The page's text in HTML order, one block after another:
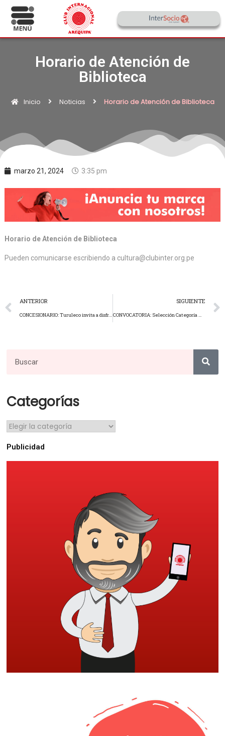
Horario de Atención de
Biblioteca
Inicio Noticias Horario de Atención de Biblioteca
marzo 21, 2024 3:35 pm
Horario de Atención de Biblioteca
Pueden comunicarse escribiendo a cultura@clubinter.org.pe
ANTERIOR
CONCESIONARIO: Turuleco invita a disfrutar de los viernes y sábados de karaoke.
SIGUIENTE
CONVOCATORIA: Selección Categoría Mayores Damas.
Categorías
Publicidad